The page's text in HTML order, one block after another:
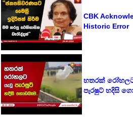
CBK
Historic Error
හතරක්
පැරෂුට් හදිසි